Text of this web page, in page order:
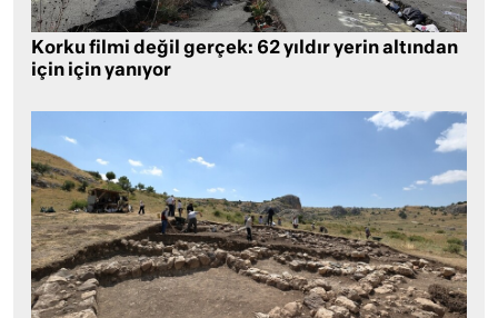
Korku filmi değil gerçek: 62 yıldır yerin altından
için için yanıyor